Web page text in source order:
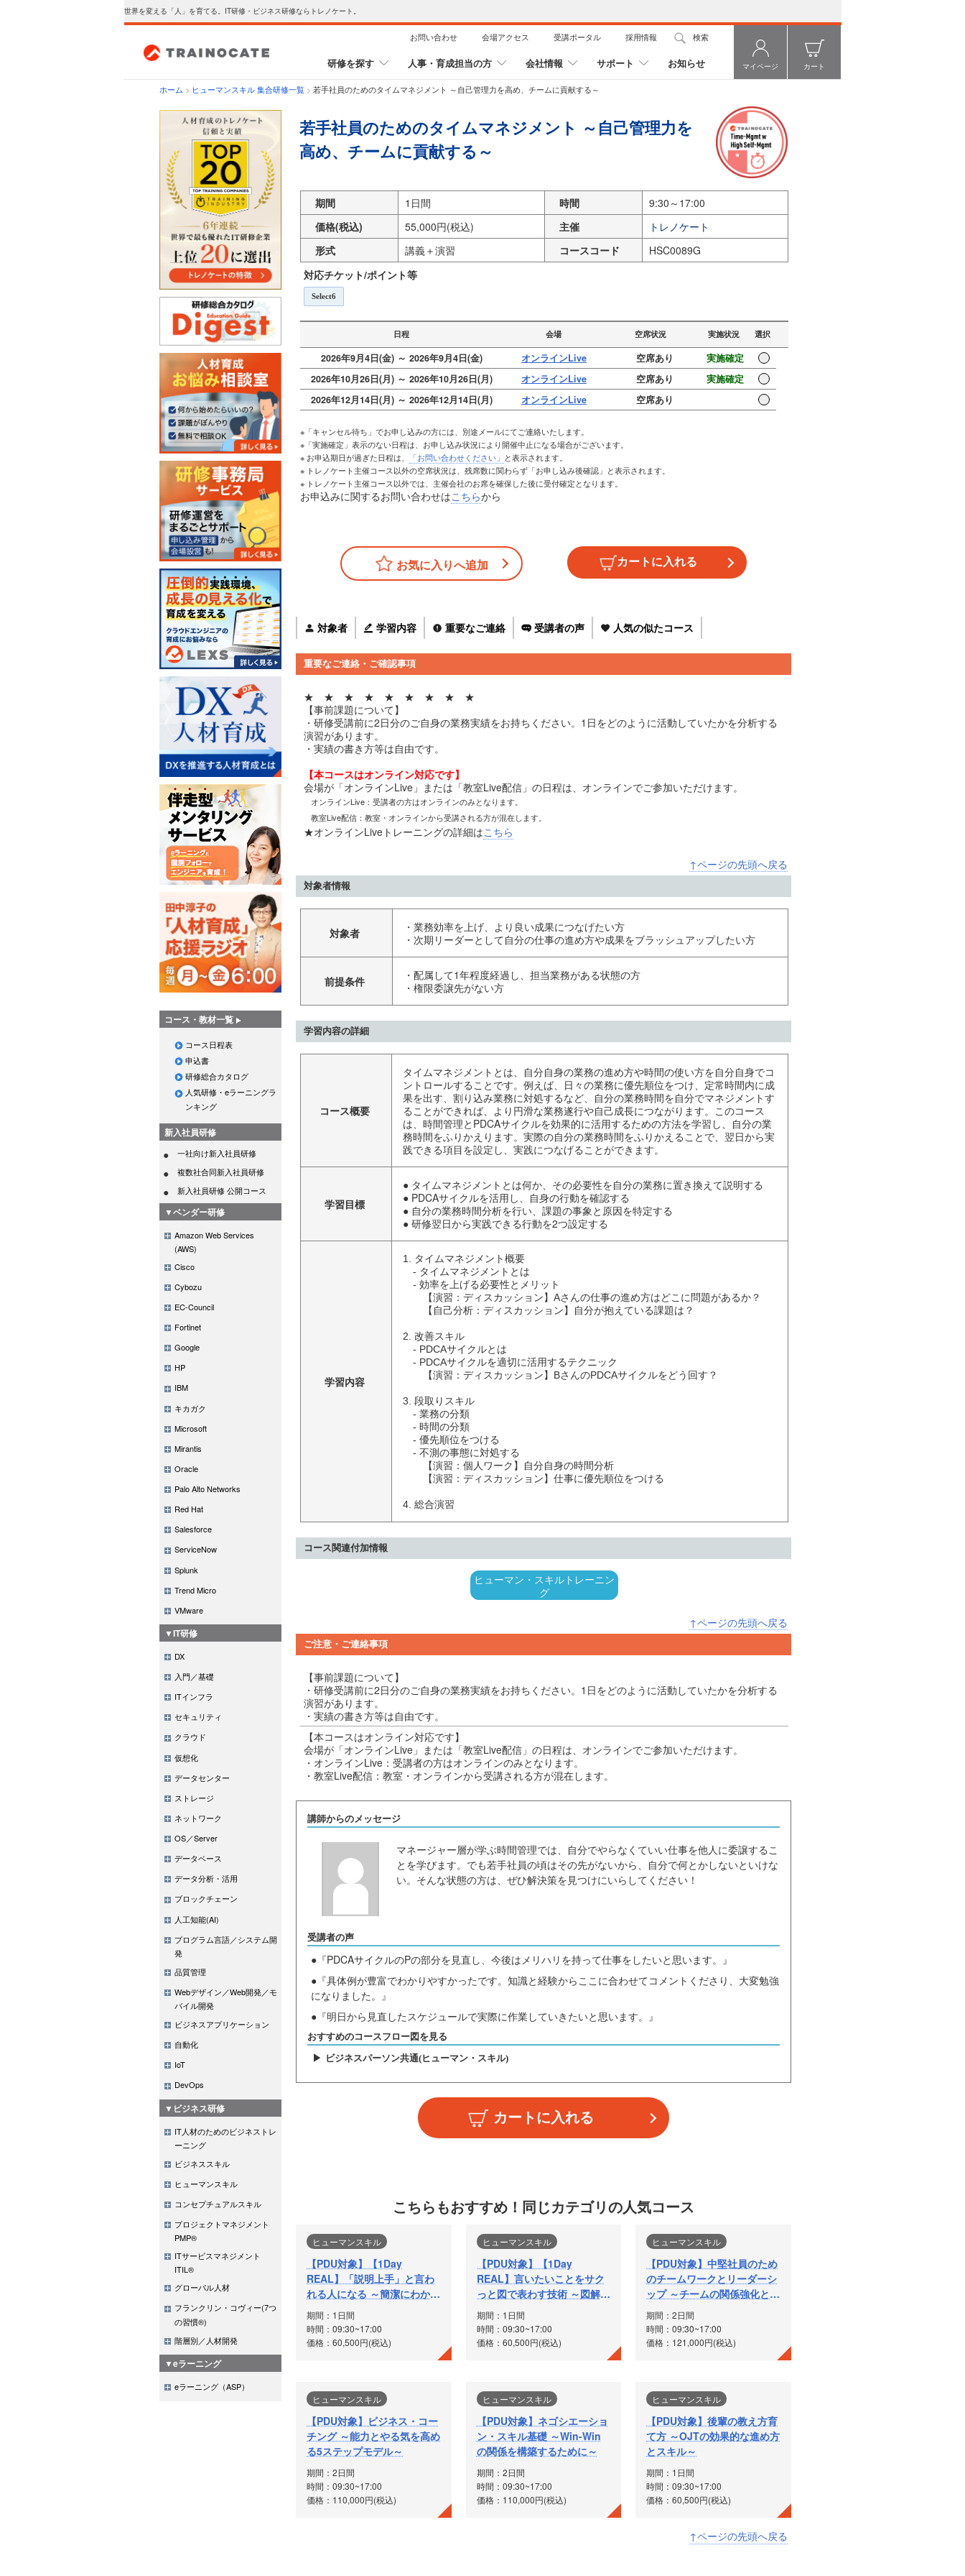
世界を変える「人」を育てる。IT研修・ビジネス研修ならトレノケート。
お問い合わせ 会場アクセス 受講ポータル 採用情報 検索
研修を探す 人事・育成担当の方 会社情報 サポート お知らせ マイページ カート
ホーム > ヒューマンスキル 集合研修一覧 > 若手社員のためのタイムマネジメント ～自己管理力を高め、チームに貢献する～
コース・教材一覧
コース日程表
申込書
研修総合カタログ
人気研修・eラーニングラ
ンキング
新入社員研修
一社向け新入社員研修
複数社合同新入社員研修
新入社員研修 公開コース
▼ベンダー研修
Amazon Web Services
(AWS)
Cisco
Cybozu
EC-Council
Fortinet
Google
HP
IBM
キカガク
Microsoft
Mirantis
Oracle
Palo Alto Networks
Red Hat
Salesforce
ServiceNow
Splunk
Trend Micro
VMware
▼IT研修
DX
入門／基礎
ITインフラ
セキュリティ
クラウド
仮想化
データセンター
ストレージ
ネットワーク
OS／Server
データベース
データ分析・活用
ブロックチェーン
人工知能(AI)
プログラム言語／システム開
発
品質管理
Webデザイン／Web開発／モ
バイル開発
ビジネスアプリケーション
自動化
IoT
DevOps
▼ビジネス研修
IT人材のためのビジネストレ
ーニング
ビジネススキル
ヒューマンスキル
コンセプチュアルスキル
プロジェクトマネジメント
PMP®
ITサービスマネジメント
ITIL®
グローバル人材
フランクリン・コヴィー(7つ
の習慣®)
階層別／人材開発
▼eラーニング
eラーニング（ASP）
若手社員のためのタイムマネジメント ～自己管理力を
高め、チームに貢献する～
期間 1日間 時間
9:30～17:00
価格(税込)
55,000円(税込) 主催
トレノケート
形式
講義＋演習 コースコード
HSC0089G
対応チケット/ポイント等
Select6
日程 会場 空席状況 実施状況 選択
2026年9月4日(金) ～ 2026年9月4日(金) オンラインLive 空席あり
実施確定
2026年10月26日(月) ～ 2026年10月26日(月)
オンラインLive 空席あり
実施確定
2026年12月14日(月) ～ 2026年12月14日(月)
オンラインLive 空席あり
※「キャンセル待ち」でお申し込みの方には、別途メールにてご連絡いたします。
※「実施確定」表示のない日程は、お申し込み状況により開催中止になる場合がございます。
※ お申込期日が過ぎた日程は、
「お問い合わせください」 と表示されます。
※ トレノケート主催コース以外の空席状況は、残席数に関わらず「お申し込み後確認」と表示されます。
※ トレノケート主催コース以外では、主催会社のお席を確保した後に受付確定となります。
お申込みに関するお問い合わせはこちらから
お気に入りへ追加
対象者 学習内容 重要なご連絡 受講者の声 人気の似たコース
重要なご連絡・ご確認事項
★ ★ ★ ★ ★ ★ ★ ★ ★
【事前課題について】
・研修受講前に2日分のご自身の業務実績をお持ちください。1日をどのように活動していたかを分析する
演習があります。
・実績の書き方等は自由です。
【本コースはオンライン対応です】
会場が「オンラインLive」または「教室Live配信」の日程は、オンラインでご参加いただけます。
オンラインLive：受講者の方はオンラインのみとなります。
教室Live配信：教室・オンラインから受講される方が混在します。
★オンラインLiveトレーニングの詳細はこちら
↑ページの先頭へ戻る
対象者情報
対象者
・業務効率を上げ、より良い成果につなげたい方
・次期リーダーとして自分の仕事の進め方や成果をブラッシュアップしたい方
前提条件
・配属して1年程度経過し、担当業務がある状態の方
・権限委譲先がない方
学習内容の詳細
コース概要
タイムマネジメントとは、自分自身の業務の進め方や時間の使い方を自分自身でコ
ントロールすることです。例えば、日々の業務に優先順位をつけ、定常時間内に成
果を出す、割り込み業務に対処するなど、自分の業務時間を自分でマネジメントす
ることができれば、より円滑な業務遂行や自己成長につながります。このコース
は、時間管理とPDCAサイクルを効果的に活用するための方法を学習し、自分の業
務時間をふりかえります。実際の自分の業務時間をふりかえることで、翌日から実
践できる項目を設定し、実践につなげることができます。
学習目標
● タイムマネジメントとは何か、その必要性を自分の業務に置き換えて説明する
● PDCAサイクルを活用し、自身の行動を確認する
● 自分の業務時間分析を行い、課題の事象と原因を特定する
● 研修翌日から実践できる行動を2つ設定する
学習内容
1. タイムマネジメント概要
- タイムマネジメントとは
- 効率を上げる必要性とメリット
【演習：ディスカッション】Aさんの仕事の進め方はどこに問題があるか？
【自己分析：ディスカッション】自分が抱えている課題は？
2. 改善スキル
- PDCAサイクルとは
- PDCAサイクルを適切に活用するテクニック
【演習：ディスカッション】BさんのPDCAサイクルをどう回す？
3. 段取りスキル
- 業務の分類
- 時間の分類
- 優先順位をつける
- 不測の事態に対処する
【演習：個人ワーク】自分自身の時間分析
【演習：ディスカッション】仕事に優先順位をつける
4. 総合演習
コース関連付加情報
ヒューマン・スキルトレーニン
グ
↑ページの先頭へ戻る
ご注意・ご連絡事項
【事前課題について】
・研修受講前に2日分のご自身の業務実績をお持ちください。1日をどのように活動していたかを分析する
演習があります。
・実績の書き方等は自由です。
【本コースはオンライン対応です】
会場が「オンラインLive」または「教室Live配信」の日程は、オンラインでご参加いただけます。
・オンラインLive：受講者の方はオンラインのみとなります。
・教室Live配信：教室・オンラインから受講される方が混在します。
講師からのメッセージ
マネージャー層が学ぶ時間管理では、自分でやらなくていい仕事を他人に委譲するこ
とを学びます。でも若手社員の頃はその先がないから、自分で何とかしないといけな
い。そんな状態の方は、ぜひ解決策を見つけにいらしてください！
受講者の声
●『PDCAサイクルのPの部分を見直し、今後はメリハリを持って仕事をしたいと思います。』
●『具体例が豊富でわかりやすかったです。知識と経験からここに合わせてコメントくださり、大変勉強
になりました。』
●『明日から見直したスケジュールで実際に作業していきたいと思います。』
おすすめのコースフロー図を見る
ビジネスパーソン共通(ヒューマン・スキル)
こちらもおすすめ！ 同じカテゴリの人気コース
ヒューマンスキル
【PDU対象】【1Day
REAL】「説明上手」と言わ
れる人になる ～簡潔にわかり
やすく説明するための10のル
ール～
期間：1日間
時間：09:30~17:00
価格：60,500円(税込)
ヒューマンスキル
【PDU対象】【1Day
REAL】言いたいことをサク
っと図で表わす技術 ～図解で
説得力を高める～
期間：1日間
時間：09:30~17:00
価格：60,500円(税込)
ヒューマンスキル
【PDU対象】中堅社員のため
のチームワークとリーダーシ
ップ ～チームの関係強化とパ
フォーマンス向上～
期間：2日間
時間：09:30~17:00
価格：121,000円(税込)
ヒューマンスキル
【PDU対象】ビジネス・コー
チング ～能力とやる気を高め
る5ステップモデル～
期間：2日間
時間：09:30~17:00
価格：110,000円(税込)
ヒューマンスキル
【PDU対象】ネゴシエーショ
ン・スキル基礎 ～Win-Win
の関係を構築するために～
期間：2日間
時間：09:30~17:00
価格：110,000円(税込)
ヒューマンスキル
【PDU対象】後輩の教え方育
て方 ～OJTの効果的な進め方
とスキル～
期間：1日間
時間：09:30~17:00
価格：60,500円(税込)
↑ページの先頭へ戻る